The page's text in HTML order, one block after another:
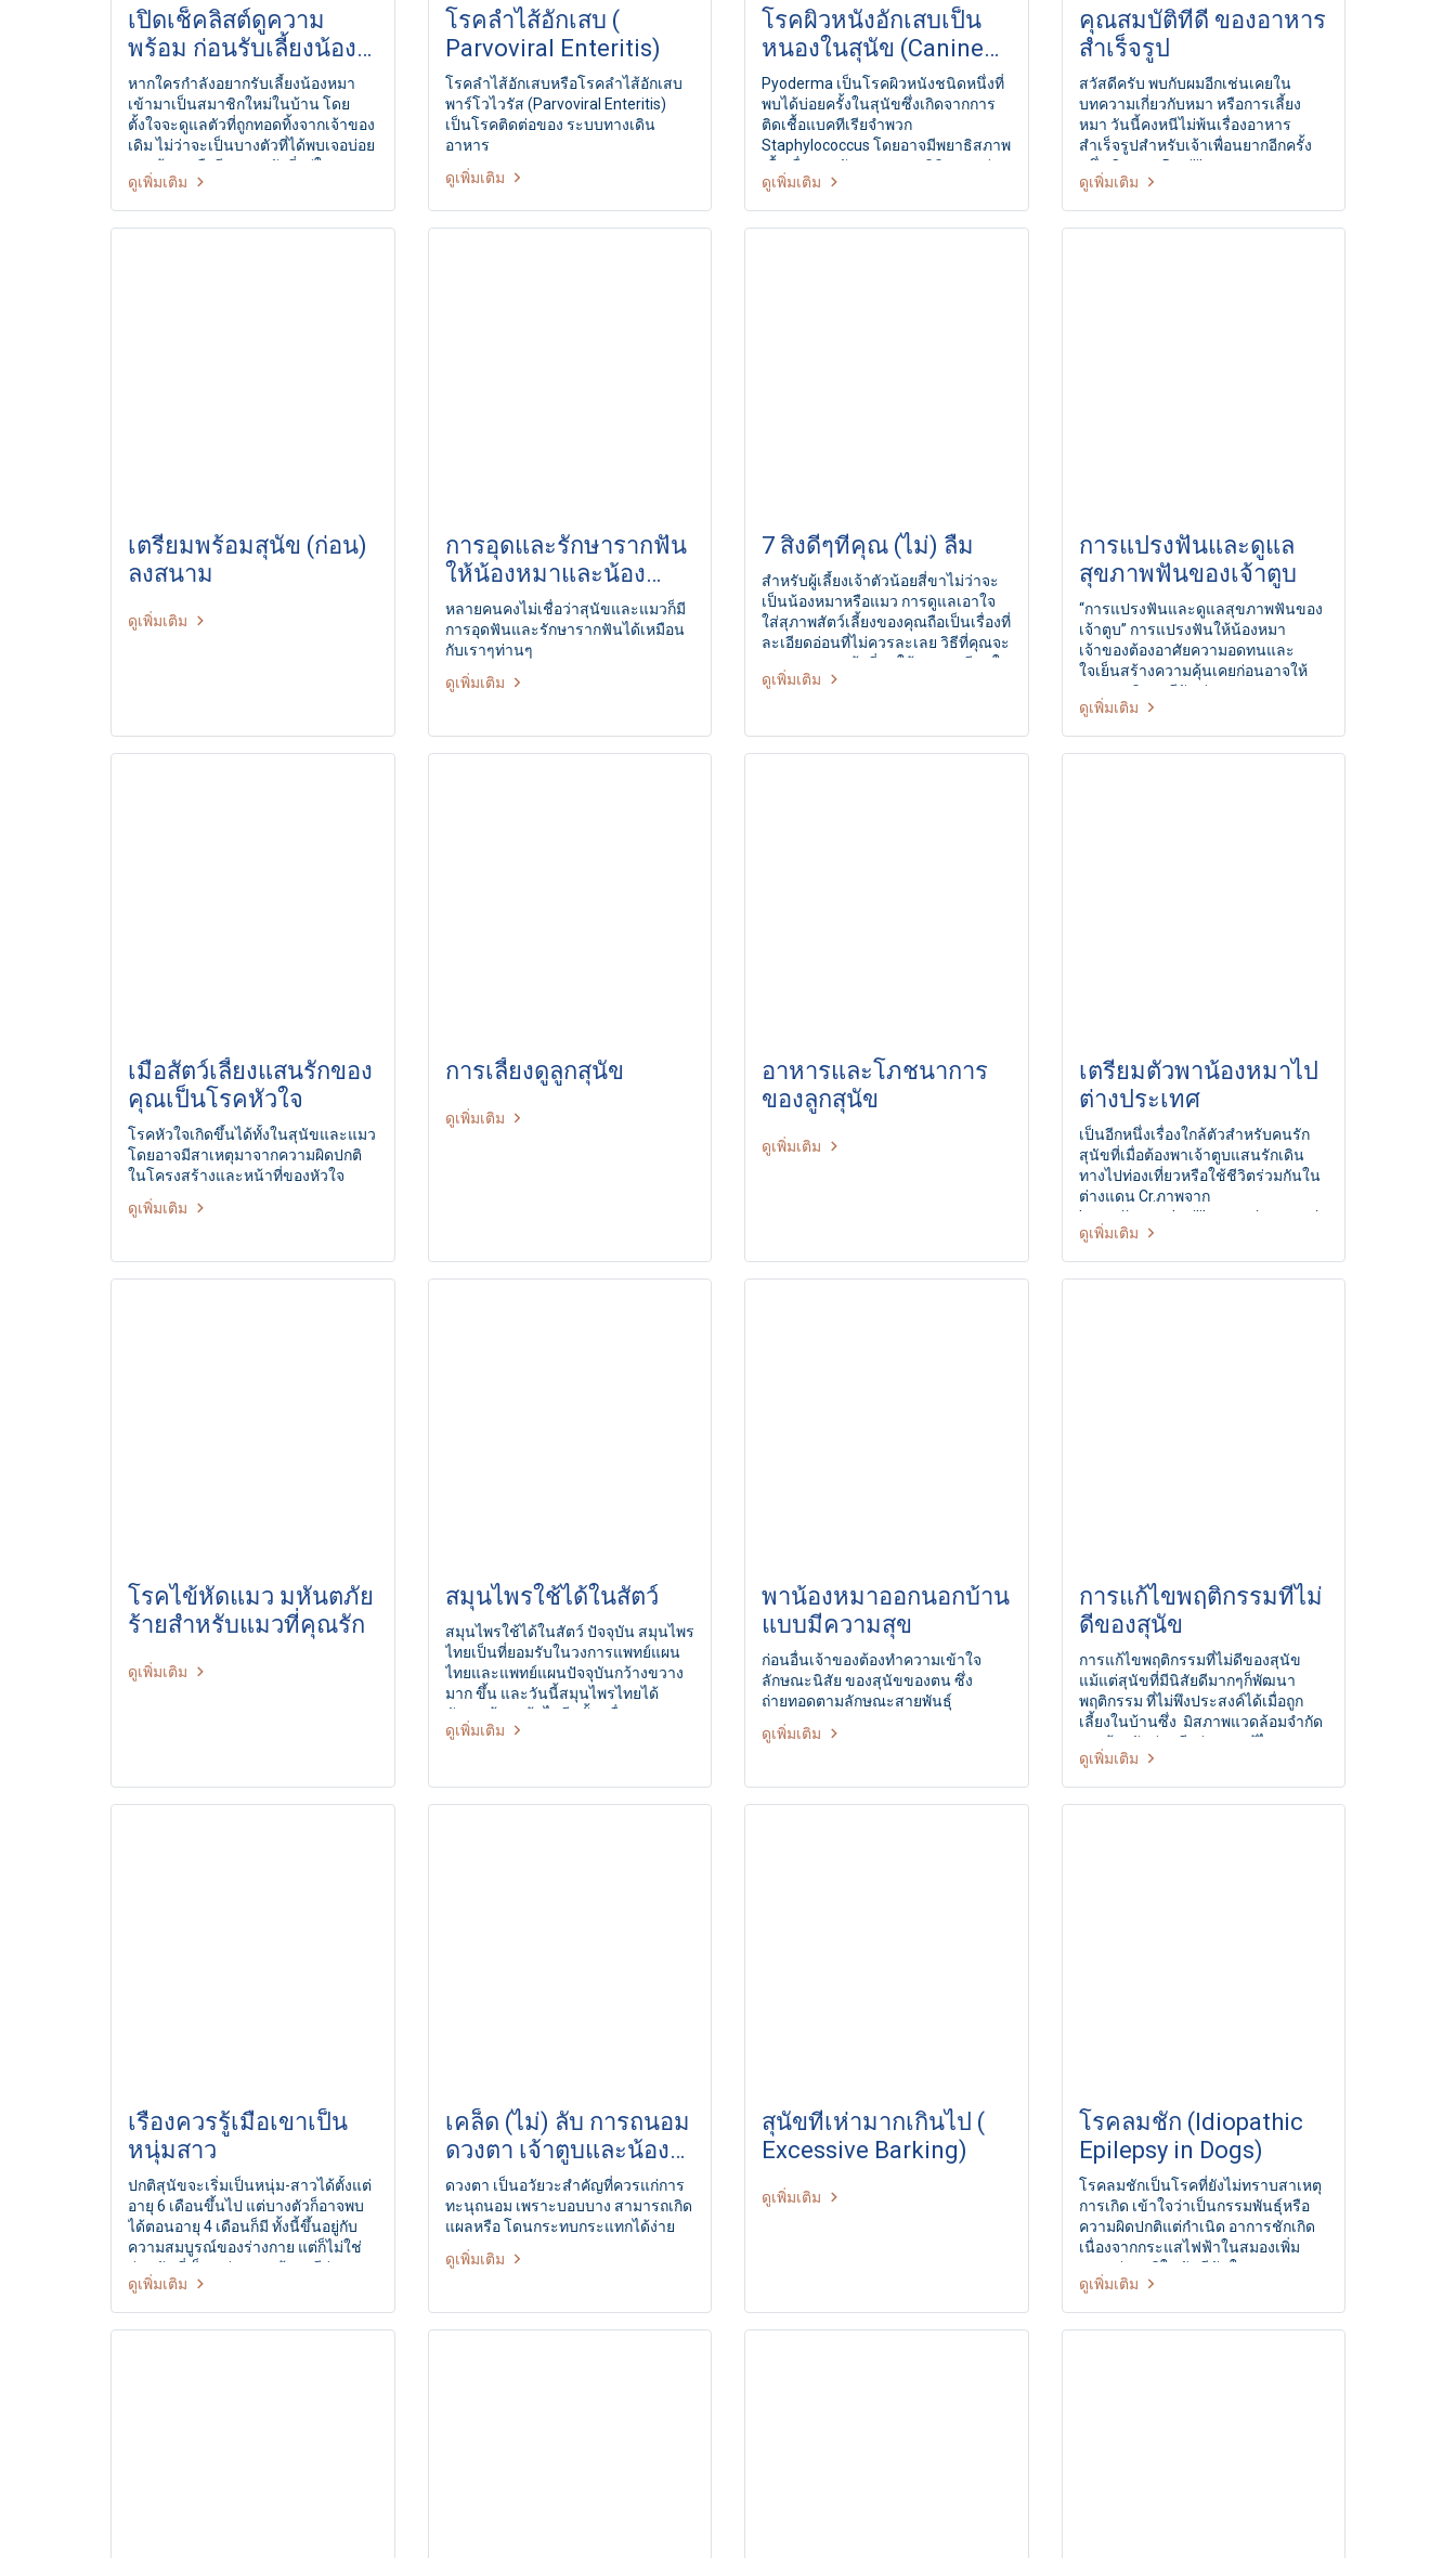
เปิดเช็คลิสต์ดูความ
พร้อม ก่อนรับเลี้ยงน้อง
หมาจรจัด
หากใครกำลังอยากรับเลี้ยงน้องหมา
เข้ามาเป็นสมาชิกใหม่ในบ้าน โดย
ตั้งใจจะดูแลตัวที่ถูกทอดทิ้งจากเจ้าของ
เดิม ไม่ว่าจะเป็นบางตัวที่ได้พบเจอบ่อย
แถวบ้าน หรืออีกหลายตัวที่อยู่ในความ
ดูแลของศูนย์พักพิงสัตว์ทั่วประเทศ เพื่อ
ให้เพื่อนร่วมโลกสี่ขาเหล่านี้ได้มีที่พัก
อันอบอุ่นและปลอดภัย มีอาหารกิน
ดูเพิ่มเติม
โรคลำไส้อักเสบ (
Parvoviral Enteritis)
โรคลำไส้อักเสบหรือโรคลำไส้อักเสบ
พาร์โวไวรัส (Parvoviral Enteritis)
เป็นโรคติดต่อของ ระบบทางเดิน
อาหาร
ดูเพิ่มเติม
โรคผิวหนังอักเสบเป็น
หนองในสุนัข (Canine
Pyoderma)
Pyoderma เป็นโรคผิวหนังชนิดหนึ่งที่
พบได้บ่อยครั้งในสุนัขซึ่งเกิดจากการ
ติดเชื้อแบคทีเรียจำพวก
Staphylococcus โดยอาจมีพยาธิสภาพ
เนื้อเยื่อและลักษณะทางคลินิกแตกต่าง
กัน Cr. ภาพประกอบจาก
www.dogilike.com/content/vettalk/2213/
ดูเพิ่มเติม
คุณสมบัติที่ดี ของอาหาร
สำเร็จรูป
สวัสดีครับ พบกับผมอีกเช่นเคยใน
บทความเกี่ยวกับหมา หรือการเลี้ยง
หมา วันนี้คงหนีไม่พ้นเรื่องอาหาร
สำเร็จรูปสำหรับเจ้าเพื่อนยากอีกครั้ง
หนึ่ง Cr. ภาพ Dogilike.com
ดูเพิ่มเติม
เตรียมพร้อมสุนัข (ก่อน)
ลงสนาม
ดูเพิ่มเติม
การอุดและรักษารากฟัน
ให้น้องหมาและน้อง
เหมียว
หลายคนคงไม่เชื่อว่าสุนัขและแมวก็มี
การอุดฟันและรักษารากฟันได้เหมือน
กับเราๆท่านๆ
ดูเพิ่มเติม
7 สิ่งดีๆที่คุณ (ไม่) ลืม
สำหรับผู้เลี้ยงเจ้าตัวน้อยสี่ขาไม่ว่าจะ
เป็นน้องหมาหรือแมว การดูแลเอาใจ
ใส่สุภาพสัตว์เลี้ยงของคุณถือเป็นเรื่องที่
ละเอียดอ่อนที่ไม่ควรละเลย วิธีที่คุณจะ
สามารถดูแลเจ้าสี่ขาให้สุขภาพดีสดใส
ร่าเริง ปราดเปรียว ห่างไกลโรคต่างๆ
ดูเพิ่มเติม
การแปรงฟันและดูแล
สุขภาพฟันของเจ้าตูบ
“การแปรงฟันและดูแลสุขภาพฟันของ
เจ้าตูบ” การแปรงฟันให้น้องหมา
เจ้าของต้องอาศัยความอดทนและ
ใจเย็นสร้างความคุ้นเคยก่อนอาจให้
เขาลองชิมยาสีฟันก่อน และแปรง
เฉพาะด้านนอกเท่านั้น โดยเปิดปาก
ด้านบนออกแล้วแปรงลงไปที่โคน
เหงือกของสุนัข จากนั้นจึงปัดลง
ดูเพิ่มเติม
เมื่อสัตว์เลี้ยงแสนรักของ
คุณเป็นโรคหัวใจ
โรคหัวใจเกิดขึ้นได้ทั้งในสุนัขและแมว
โดยอาจมีสาเหตุมาจากความผิดปกติ
ในโครงสร้างและหน้าที่ของหัวใจ
ดูเพิ่มเติม
การเลี้ยงดูลูกสุนัข
ดูเพิ่มเติม
อาหารและโภชนาการ
ของลูกสุนัข
ดูเพิ่มเติม
เตรียมตัวพาน้องหมาไป
ต่างประเทศ
เป็นอีกหนึ่งเรื่องใกล้ตัวสำหรับคนรัก
สุนัขที่เมื่อต้องพาเจ้าตูบแสนรักเดิน
ทางไปท่องเที่ยวหรือใช้ชีวิตร่วมกันใน
ต่างแดน Cr.ภาพจาก
https://www.dogilike.com/content/review/2009/
ดูเพิ่มเติม
โรคไข้หัดแมว มหันตภัย
ร้ายสำหรับแมวที่คุณรัก
ดูเพิ่มเติม
สมุนไพรใช้ได้ในสัตว์
สมุนไพรใช้ได้ในสัตว์ ปัจจุบัน สมุนไพร
ไทยเป็นที่ยอมรับในวงการแพทย์แผน
ไทยและแพทย์แผนปัจจุบันกว้างขวาง
มาก ขึ้น และวันนี้สมุนไพรไทยได้
พัฒนาก้าวหน้าไปอีกขั้น เมื่อ
สถาบันวิจัยวิทยาศาสตร์และ
ดูเพิ่มเติม
พาน้องหมาออกนอกบ้าน
แบบมีความสุข
ก่อนอื่นเจ้าของต้องทำความเข้าใจ
ลักษณะนิสัย ของสุนัขของตน ซึ่ง
ถ่ายทอดตามลักษณะสายพันธุ์
ดูเพิ่มเติม
การแก้ไขพฤติกรรมที่ไม่
ดีของสุนัข
การแก้ไขพฤติกรรมที่ไม่ดีของสุนัข
แม้แต่สุนัขที่มีนิสัยดีมากๆก็พัฒนา
พฤติกรรม ที่ไม่พึงประสงค์ได้เมื่อถูก
เลี้ยงในบ้านซึ่ง มิสภาพแวดล้อมจำกัด
การป้องกันย่อมดีกว่าการแก้ไขเสมอ
จึงควรฝึกสุนัขให้เชื่อฟังคำสั่งตั้งแต่
อายุยังน้อย จะช่วยป้องกันปัญหาเหล่า
นี้ได้มาก การแก้ไขพฤติกรรมที่ไม่พึง
ดูเพิ่มเติม
เรื่องควรรู้เมื่อเขาเป็น
หนุ่มสาว
ปกติสุนัขจะเริ่มเป็นหนุ่ม-สาวได้ตั้งแต่
อายุ 6 เดือนขึ้นไป แต่บางตัวก็อาจพบ
ได้ตอนอายุ 4 เดือนก็มี ทั้งนี้ขึ้นอยู่กับ
ความสมบูรณ์ของร่างกาย แต่ก็ไม่ใช่
ว่าสุนัขที่เป็นหนุ่ม-สาวช้าจะมีร่างกาย
ไม่สมบูรณ์
ดูเพิ่มเติม
เคล็ด (ไม่) ลับ การถนอม
ดวงตา เจ้าตูบและน้อง
เหมียว
ดวงตา เป็นอวัยวะสำคัญที่ควรแก่การ
ทะนุถนอม เพราะบอบบาง สามารถเกิด
แผลหรือ โดนกระทบกระแทกได้ง่าย
ดูเพิ่มเติม
สุนัขที่เห่ามากเกินไป (
Excessive Barking)
ดูเพิ่มเติม
โรคลมชัก (Idiopathic
Epilepsy in Dogs)
โรคลมชักเป็นโรคที่ยังไม่ทราบสาเหตุ
การเกิด เข้าใจว่าเป็นกรรมพันธุ์หรือ
ความผิดปกติแต่กำเนิด อาการชักเกิด
เนื่องจากกระแสไฟฟ้าในสมองเพิ่ม
มากกว่าปกติในทันทีทันใด
ดูเพิ่มเติม